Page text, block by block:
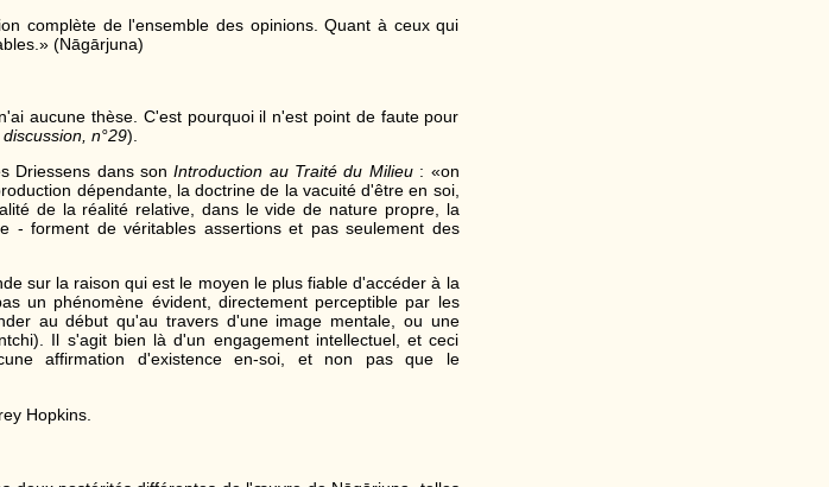
complète de l'ensemble des opinions. Quant à ceux qui
(Nāgārjuna)
aucune thèse. C'est pourquoi il n'est point de faute pour
n°29).
Driessens dans sonIntroduction au Traité du Milieu: «on
dépendante, la doctrine de la vacuité d'être en soi,
de la réalité relative, dans le vide de nature propre, la
- forment de véritables assertions et pas seulement des
sur la raison qui est le moyen le plus fiable d'accéder à la
un phénomène évident, directement perceptible par les
au début qu'au travers d'une image mentale, ou une
Il s'agit bien là d'un engagement intellectuel, et ceci
affirmation d'existence en-soi, et non pas que le
Hopkins.